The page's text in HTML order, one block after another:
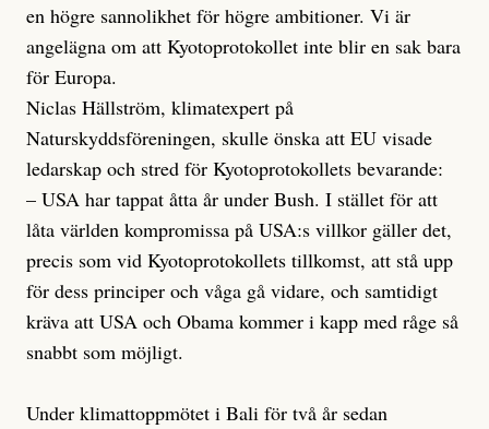
en högre sannolikhet för högre ambitioner. Vi är
angelägna om att Kyotoprotokollet inte blir en sak bara
för Europa.
Niclas Hällström, klimatexpert på
Naturskyddsföreningen, skulle önska att EU visade
ledarskap och stred för Kyotoprotokollets bevarande:
– USA har tappat åtta år under Bush. I stället för att
låta världen kompromissa på USA:s villkor gäller det,
precis som vid Kyotoprotokollets tillkomst, att stå upp
för dess principer och våga gå vidare, och samtidigt
kräva att USA och Obama kommer i kapp med råge så
snabbt som möjligt.
Under klimattoppmötet i Bali för två år sedan